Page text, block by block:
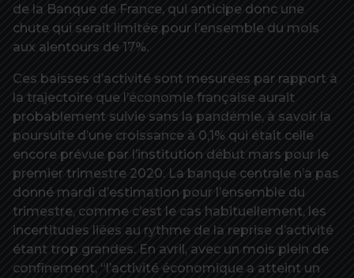
de la Banque de France, qui anticipe donc une
chute qui serait limitée pour l’ensemble du mois
aux alentours de 17%.
Ces baisses d’activité sont mesurées par rapport à
la trajectoire que l’économie française aurait
probablement suivie sans la pandémie, à savoir la
poursuite d’une croissance à 0,1% qui était celle
encore prévue par l’institution début mars pour le
premier trimestre 2020. La banque centrale n’a pas
donné mardi d’estimation pour l’ensemble du
trimestre, comme c’est le cas habituellement, les
incertitudes liées au rythme de la reprise d’activité
étant trop grandes. En avril, avec un mois plein de
confinement, “l’activité économique a atteint un